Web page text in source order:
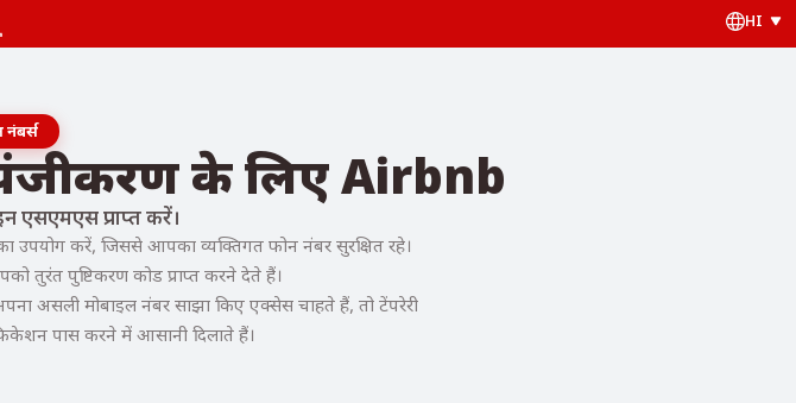
HI
नंबर्स
के लिए Airbnb
प्राप्त करें।
करें, जिससे आपका व्यक्तिगत फोन नंबर सुरक्षित रहे।
तुरंत पुष्टिकरण कोड प्राप्त करने देते हैं।
असली मोबाइल नंबर साझा किए एक्सेस चाहते हैं, तो टेंपरेरी
पास करने में आसानी दिलाते हैं।